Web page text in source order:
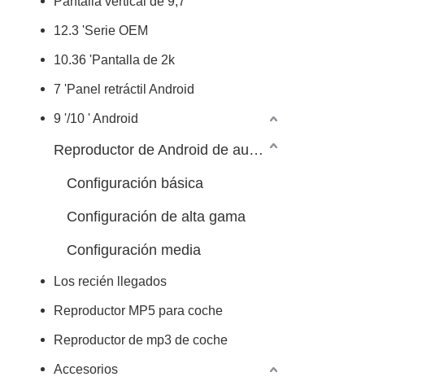
12.3 'Serie OEM
10.36 'Pantalla de 2k
7 'Panel retráctil Android
9 '/10 ' Android
Reproductor de Android de automóvil 7/9/10 pulgadas
Configuración básica
Configuración de alta gama
Configuración media
Los recién llegados
Reproductor MP5 para coche
Reproductor de mp3 de coche
Accesorios